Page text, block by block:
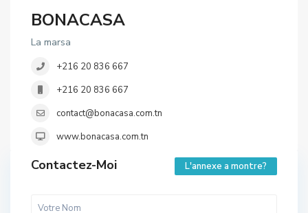
BONACASA
La marsa
+216 20 836 667
+216 20 836 667
contact@bonacasa.com.tn
www.bonacasa.com.tn
Contactez-Moi L'annexe a montre?